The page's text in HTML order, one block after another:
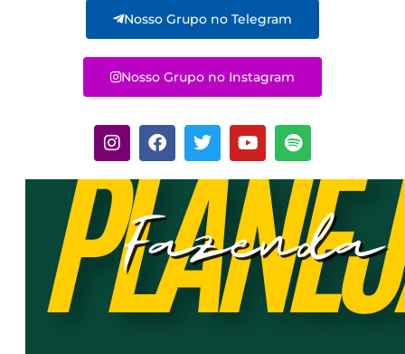
Nosso Grupo no Telegram
Nosso Grupo no Instagram